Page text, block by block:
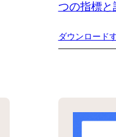
つの指標と
ダウンロード